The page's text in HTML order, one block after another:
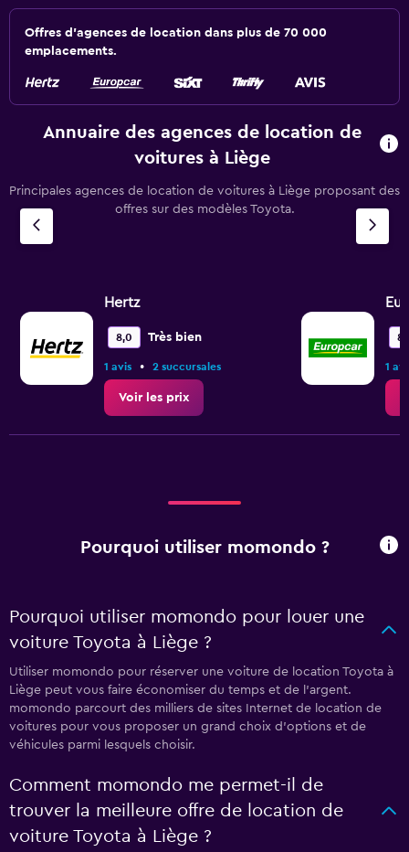
Offres d’agences de location dans plus de 70 000
emplacements.
Annuaire des agences de location de
voitures à Liège
Principales agences de location de voitures à Liège proposant des
offres sur des modèles Toyota.
Hertz
8,0 Très bien
1 avis • 2 succursales
Voir les prix
1
Pourquoi utiliser momondo ?
Pourquoi utiliser momondo pour louer une
voiture Toyota à Liège ?
Utiliser momondo pour réserver une voiture de location Toyota à
Liège peut vous faire économiser du temps et de l'argent.
momondo parcourt des milliers de sites Internet de location de
voitures pour vous proposer un grand choix d'options et de
véhicules parmi lesquels choisir.
Comment momondo me permet-il de
trouver la meilleure offre de location de
voiture Toyota à Liège ?